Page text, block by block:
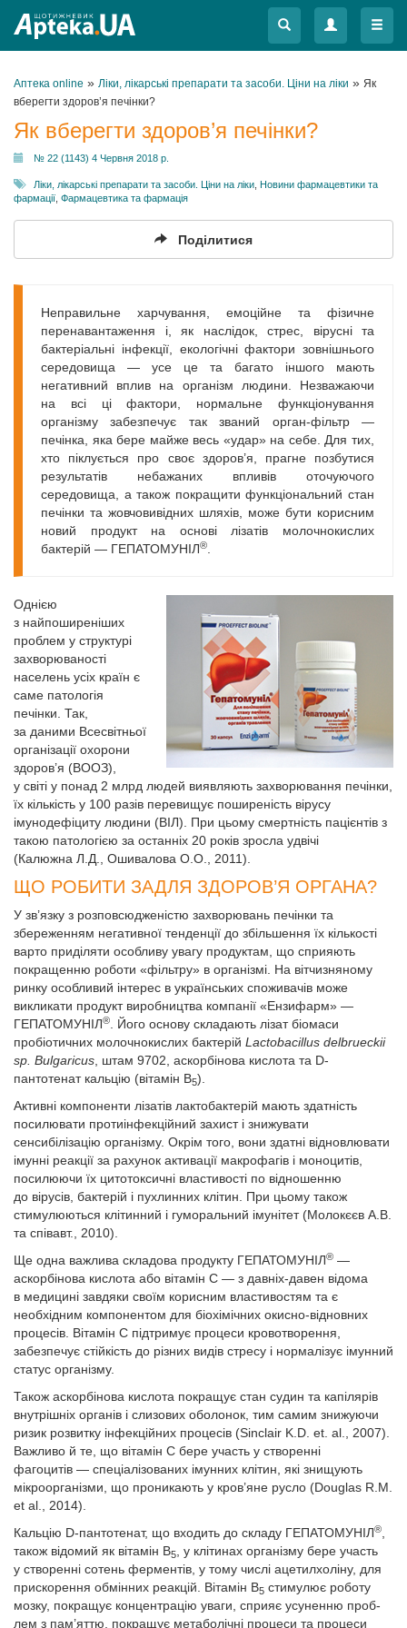
Меню
Меню
Аптека online » Ліки, лікарські препарати та засоби. Ціни на ліки » Як
вберегти здоров’я печінки?
Як вберегти здоров’я печінки?
№ 22 (1143) 4 Червня 2018 р.
Ліки, лікарські препарати та засоби. Ціни на ліки Новини фармацевтики та
фармації Фармацевтика та фармація
Поділитися
Неправильне харчування, емоційне та фізичне
перенавантаження і, як наслідок, стрес, вірусні та
бактеріальні інфекції, екологічні фактори зовнішнього
середовища — усе це та багато іншого мають
негативний вплив на організм людини. Незважаючи
на всі ці фактори, нормальне функціонування
організму забезпечує так званий орган-фільтр —
печінка, яка бере майже весь «удар» на себе. Для тих,
хто піклується про своє здоров’я, прагне позбутися
результатів небажаних впливів оточуючого
середовища, а також покращити функціональний стан
печінки та жовчовивідних шляхів, може бути корисним
новий продукт на основі лізатів молочнокислих
бактерій — ГЕПАТОМУНІЛ®
Однією
з найпоширеніших
проблем у структурі
захворюваності
населень усіх країн є
саме патологія
печінки. Так,
за даними Всесвітньої
організації охорони
здоров’я (ВООЗ),
у світі у понад 2 млрд людей виявляють захворювання печінки,
їх кількість у 100 разів перевищує поширеність вірусу
імунодефіциту людини (ВІЛ). При цьому смертність пацієнтів з
такою патологією за останніх 20 років зросла удвічі
(Калюжна Л.Д., Ошивалова О.О., 2011).
ЩО РОБИТИ ЗАДЛЯ ЗДОРОВ’Я ОРГАНА?
У зв’язку з розповсюдженістю захворювань печінки та
збереженням негативної тенденції до збільшення їх кількості
варто приділяти особ­ливу увагу продуктам, що сприяють
покращенню роботи «фільтру» в організмі. На вітчизняному
ринку особливий інтерес в українських споживачів може
викликати продукт виробництва компанії «Ензифарм» —
ГЕПАТОМУНІЛ®
. Його основу складають лізат біомаси
пробіотичних молочнокислих бактерій Lactobacillus delbrueckii
sp. Bulgaricus , штам 9702, аскорбінова кислота та D-
пантотенат кальцію (вітамін В5).
Активні компоненти лізатів лактобактерій мають здатність
посилювати протиінфекційний захист і знижувати
сенсибілізацію організму. Окрім того, вони здатні відновлювати
імунні реакції за рахунок активації макрофагів і моноцитів,
посилюючи їх цитотоксичні властивості по відношенню
до вірусів, бактерій і пухлинних клітин. При цьому також
стимулюються клітинний і гуморальний імунітет (Молокєєв А.В.
та співавт., 2010).
Ще одна важлива складова продукту ГЕПАТОМУНІЛ® —
аскорбінова кислота або вітамін С — з давніх-давен відома
в медицині завдяки своїм корисним властивостям та є
необхідним компонентом для біохімічних окисно-відновних
процесів. Вітамін С підтримує процеси кровотворення,
забезпечує стійкість до різних видів стресу і нормалізує імунний
статус організму.
Також аскорбінова кислота покращує стан судин та капілярів
внутрішніх органів і слизових оболонок, тим самим знижуючи
ризик розвитку інфекційних процесів (Sinclair K.D. et. al., 2007).
Важливо й те, що вітамін С бере участь у створенні
фагоцитів — спеціалізованих імунних клітин, які знищують
мікроорганізми, що проникають у кров’яне русло (Douglas R.M.
et al., 2014).
Кальцію D-пантотенат, що входить до складу ГЕПАТОМУНІЛ®
також відомий як вітамін В5
, у клітинах організму бере участь
у створенні сотень ферментів, у тому числі ацетилхоліну, для
прискорення обмінних реакцій. Вітамін В5 стимулює роботу
мозку, покращує концентрацію уваги, сприяє усуненню проб­
лем з пам’яттю, покращує метаболічні процеси та процеси